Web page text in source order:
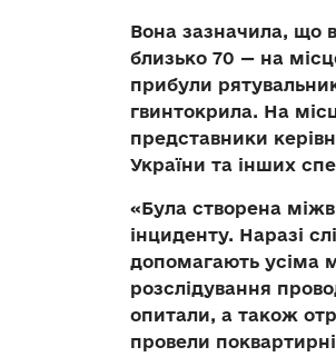
Вона зазначила, що
близько 70 — на
прибули
гвинтокрила. На
представники
України та інших
«Була створена
інциденту. Наразі
допомагають усіма
розслідування
опитали, а також
провели